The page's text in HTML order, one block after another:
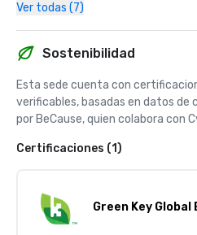
Ver todas (7)
Sostenibilidad
Esta sede cuenta con
verificables, basadas en datos
por BeCause, quien colabora con
Certificaciones (1)
Green Key